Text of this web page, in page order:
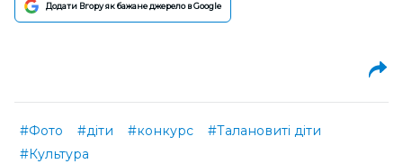
Додати Вгору як бажане джерело в Google
#Фото #діти #конкурс
#Талановиті діти
#Культура